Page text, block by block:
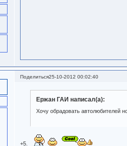
Поделиться25-10-2012 00:02:40
Ержан ГАИ написал(а):
Хочу обрадовать автолюбителей
+5.